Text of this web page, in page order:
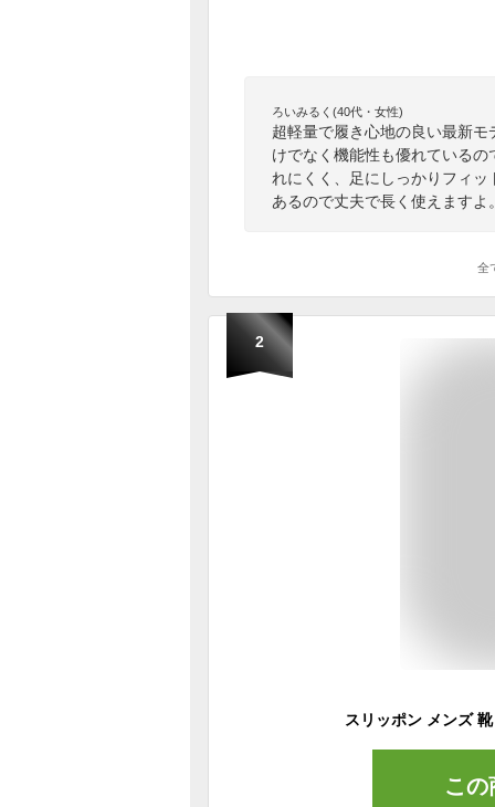
ろいみるく(40代・女性)
超軽量で履き心地の良い最新
けでなく機能性も優れている
れにくく、足にしっかりフィ
あるので丈夫で長く使えますよ
全
2
こ